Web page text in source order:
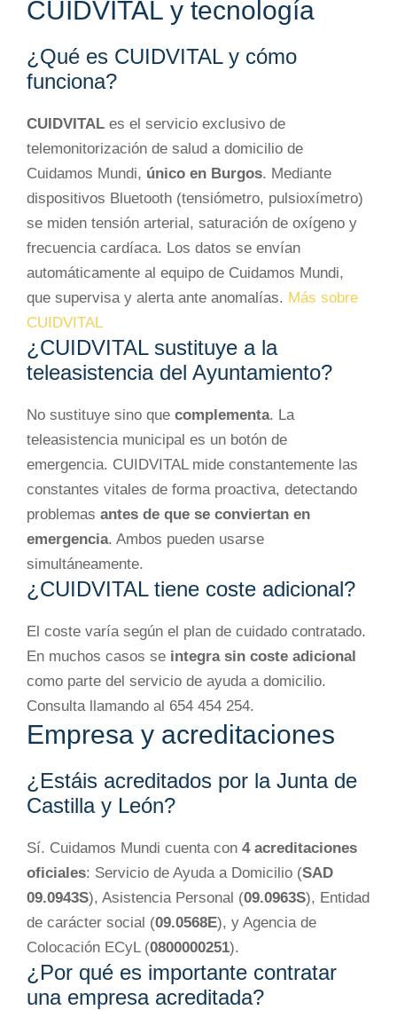
CUIDVITAL y tecnología
¿Qué es CUIDVITAL y cómo
funciona?
CUIDVITAL es el servicio exclusivo de
telemonitorización de salud a domicilio de
Cuidamos Mundi, único en Burgos. Mediante
dispositivos Bluetooth (tensiómetro, pulsioxímetro)
se miden tensión arterial, saturación de oxígeno y
frecuencia cardíaca. Los datos se envían
automáticamente al equipo de Cuidamos Mundi,
que supervisa y alerta ante anomalías. Más sobre
CUIDVITAL
¿CUIDVITAL sustituye a la
teleasistencia del Ayuntamiento?
No sustituye sino que complementa. La
teleasistencia municipal es un botón de
emergencia. CUIDVITAL mide constantemente las
constantes vitales de forma proactiva, detectando
problemas antes de que se conviertan en
emergencia. Ambos pueden usarse
simultáneamente.
¿CUIDVITAL tiene coste adicional?
El coste varía según el plan de cuidado contratado.
En muchos casos se integra sin coste adicional
como parte del servicio de ayuda a domicilio.
Consulta llamando al 654 454 254.
Empresa y acreditaciones
¿Estáis acreditados por la Junta de
Castilla y León?
Sí. Cuidamos Mundi cuenta con 4 acreditaciones
oficiales: Servicio de Ayuda a Domicilio (SAD
09.0943S), Asistencia Personal (09.0963S), Entidad
de carácter social (09.0568E), y Agencia de
Colocación ECyL (0800000251).
¿Por qué es importante contratar
una empresa acreditada?